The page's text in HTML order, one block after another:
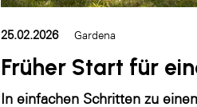
25.02.2026 Gardena
Früher Start für
In einfachen Schritten zu